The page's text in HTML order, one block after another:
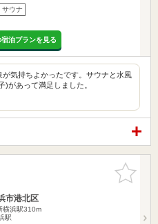
サウナ
泊プランを見る
気持ちよかったです。サウナと水風
)があって満足しました。
お気に入
りに追加
市港北区
横浜駅310m
駅